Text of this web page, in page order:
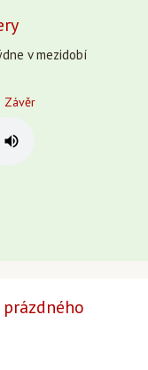
v mezidobí
Závěr